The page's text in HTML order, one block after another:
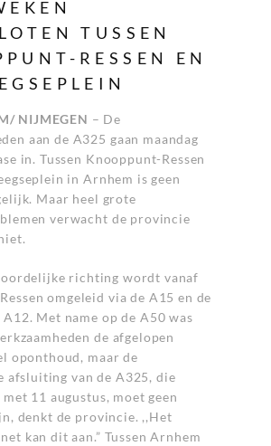
TUSSEN
RESSEN EN
NIJMEGEN – De
aan de A325 gaan maandag
in. Tussen Knooppunt-Ressen
in Arnhem is geen
Maar heel grote
verwacht de provincie
richting wordt vanaf
omgeleid via de A15 en de
Met name op de A50 was
de afgelopen
oponthoud, maar de
afsluiting van de A325, die
11 augustus, moet geen
denkt de provincie. ,,Het
kan dit aan.” Tussen Arnhem